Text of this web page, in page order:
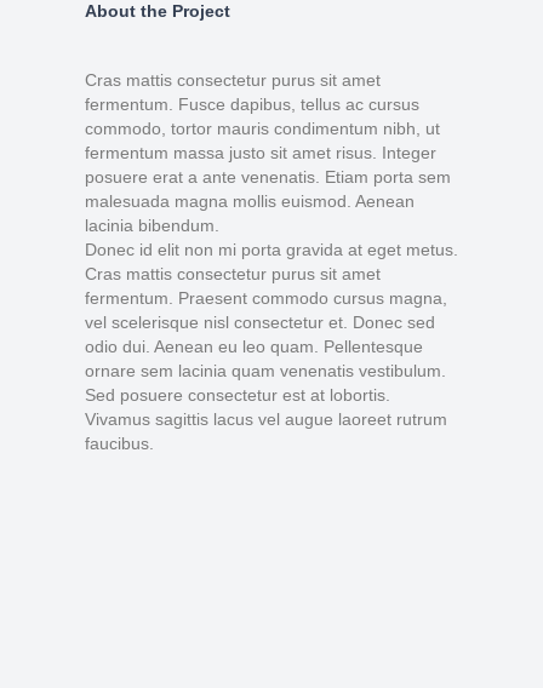
About the Project
Cras mattis consectetur purus sit amet
fermentum. Fusce dapibus, tellus ac cursus
commodo, tortor mauris condimentum nibh, ut
fermentum massa justo sit amet risus. Integer
posuere erat a ante venenatis. Etiam porta sem
malesuada magna mollis euismod. Aenean
lacinia bibendum.
Donec id elit non mi porta gravida at eget metus.
Cras mattis consectetur purus sit amet
fermentum. Praesent commodo cursus magna,
vel scelerisque nisl consectetur et. Donec sed
odio dui. Aenean eu leo quam. Pellentesque
ornare sem lacinia quam venenatis vestibulum.
Sed posuere consectetur est at lobortis.
Vivamus sagittis lacus vel augue laoreet rutrum
faucibus.